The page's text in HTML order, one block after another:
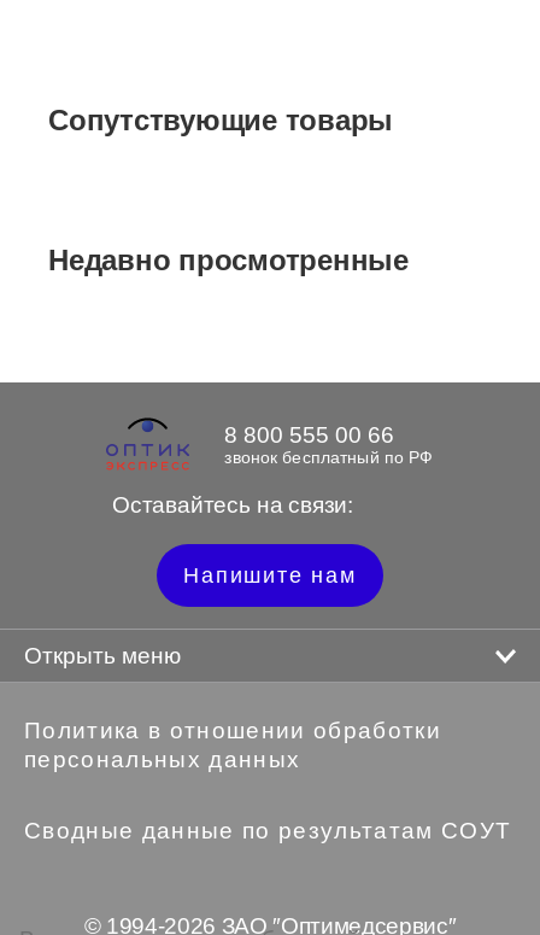
Сопутствующие товары
Недавно просмотренные
Оставайтесь на связи:
8 800 555 00 66
звонок бесплатный по РФ
Напишите нам
Открыть меню
Политика в отношении обработки
персональных данных
Сводные данные по результатам СОУТ
© 1994-2026 ЗАО ″Оптимедсервис″